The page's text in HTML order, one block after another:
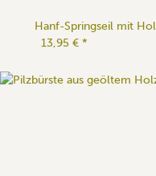
Hanf-Springseil mit
13,95 € *